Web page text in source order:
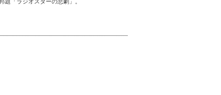
題「ラジオスターの悲劇」。